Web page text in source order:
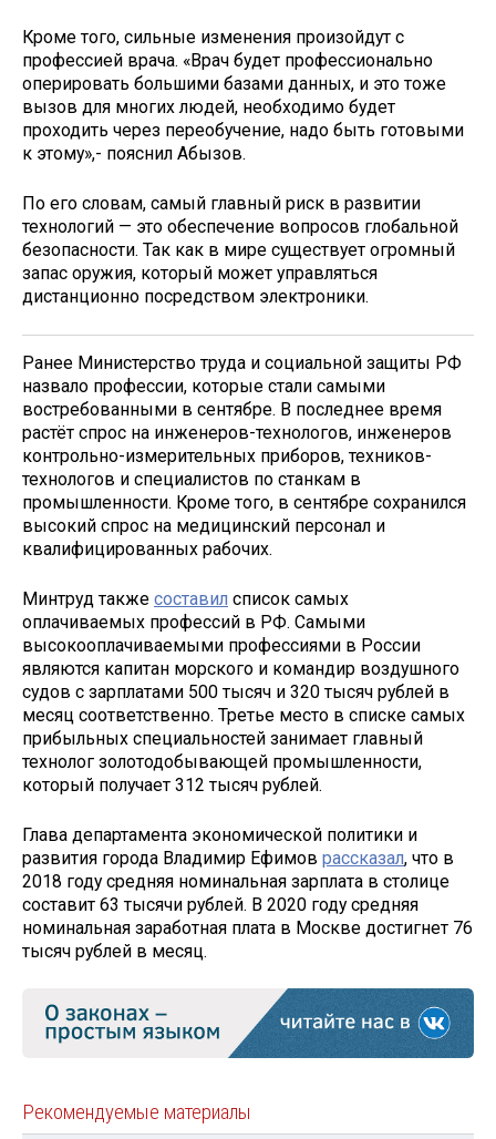
Кроме того, сильные изменения произойдут с
профессией врача. «Врач будет профессионально
оперировать большими базами данных, и это тоже
вызов для многих людей, необходимо будет
проходить через переобучение, надо быть готовыми
к этому»,- пояснил Абызов.
По его словам, самый главный риск в развитии
технологий — это обеспечение вопросов глобальной
безопасности. Так как в мире существует огромный
запас оружия, который может управляться
дистанционно посредством электроники.
Ранее Министерство труда и социальной защиты РФ
назвало профессии, которые стали самыми
востребованными в сентябре. В последнее время
растёт спрос на инженеров-технологов, инженеров
контрольно-измерительных приборов, техников-
технологов и специалистов по станкам в
промышленности. Кроме того, в сентябре сохранился
высокий спрос на медицинский персонал и
квалифицированных рабочих.
Минтруд также составил список самых
оплачиваемых профессий в РФ. Самыми
высокооплачиваемыми профессиями в России
являются капитан морского и командир воздушного
судов с зарплатами 500 тысяч и 320 тысяч рублей в
месяц соответственно. Третье место в списке самых
прибыльных специальностей занимает главный
технолог золотодобывающей промышленности,
который получает 312 тысяч рублей.
Глава департамента экономической политики и
развития города Владимир Ефимов рассказал, что в
2018 году средняя номинальная зарплата в столице
составит 63 тысячи рублей. В 2020 году средняя
номинальная заработная плата в Москве достигнет 76
тысяч рублей в месяц.
Рекомендуемые материалы